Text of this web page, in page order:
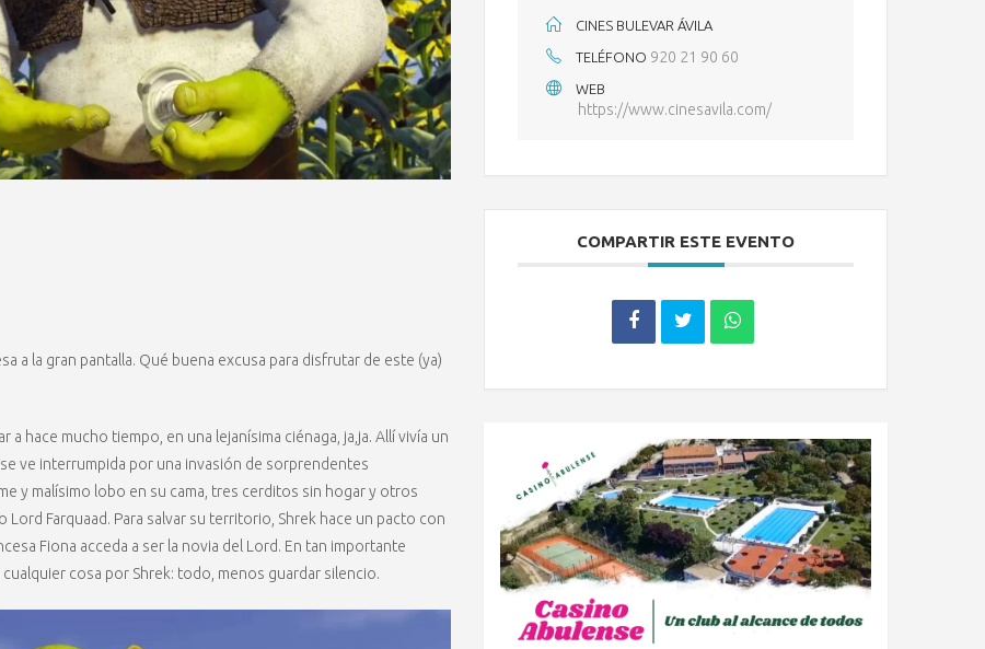
la gran pantalla. Qué buena excusa para disfrutar de este (ya)
hace mucho tiempo, en una lejanísima ciénaga, ja,ja. Allí vivía un
ve interrumpida por una invasión de sorprendentes
y malísimo lobo en su cama, tres cerditos sin hogar y otros
Farquaad. Para salvar su territorio, Shrek hace un pacto con
Fiona acceda a ser la novia del Lord. En tan importante
cosa por Shrek: todo, menos guardar silencio.
CINES BULEVAR ÁVILA
TELÉFONO 920 21 90 60
WEB
https://www.cinesavila.com/
COMPARTIR ESTE EVENTO